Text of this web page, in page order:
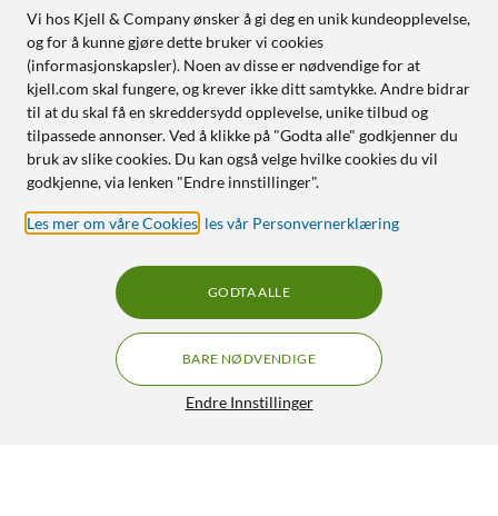
Vi hos Kjell & Company ønsker å gi deg en unik kundeopplevelse,
og for å kunne gjøre dette bruker vi cookies
(informasjonskapsler). Noen av disse er nødvendige for at
kjell.com skal fungere, og krever ikke ditt samtykke. Andre bidrar
til at du skal få en skreddersydd opplevelse, unike tilbud og
tilpassede annonser. Ved å klikke på "Godta alle" godkjenner du
bruk av slike cookies. Du kan også velge hvilke cookies du vil
godkjenne, via lenken "Endre innstillinger".
Les mer om våre Cookies les vår Personvernerklæring
Endre Innstillinger
BARE NØDVENDIGE
GODTA ALLE